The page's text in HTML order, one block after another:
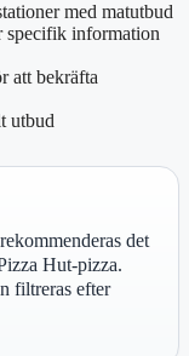
med matutbud
specifik information
att bekräfta
utbud
det
Hut-pizza.
filtreras efter